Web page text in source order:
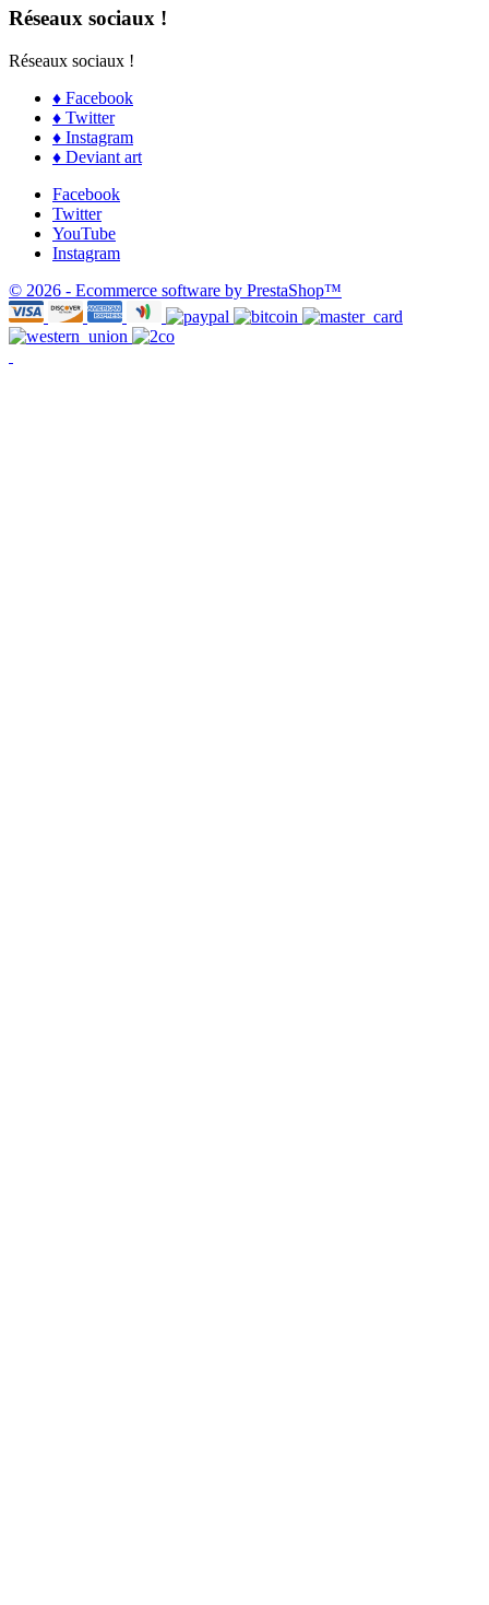
Réseaux sociaux !
Réseaux sociaux !
♦ Facebook
♦ Twitter
♦ Instagram
♦ Deviant art
Facebook
Twitter
YouTube
Instagram
© 2026 - Ecommerce software by PrestaShop™